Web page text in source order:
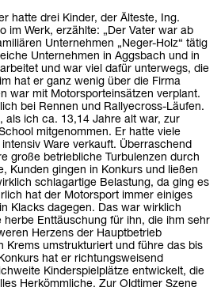
hatte drei Kinder, der Älteste, Ing.
im Werk, erzählte: „Der Vater war ab
Unternehmen „Neger-Holz“ tätig
Unternehmen in Aggsbach und in
und war viel dafür unterwegs, die
hat er ganz wenig über die Firma
war mit Motorsporteinsätzen verplant.
bei Rennen und Rallyecross-Läufen.
als ich ca. 13,14 Jahre alt war, zur
mitgenommen. Er hatte viele
Ware verkauft. Überraschend
große betriebliche Turbulenzen durch
Kunden gingen in Konkurs und ließen
schlagartige Belastung, da ging es
hat der Motorsport immer einiges
Klacks dagegen. Das war wirklich
herbe Enttäuschung für ihn, die ihm sehr
Herzens der Hauptbetrieb
Krems umstrukturiert und führe das bis
hat er richtungsweisend
Kinderspielplätze entwickelt, die
Herkömmliche. Zur Oldtimer Szene